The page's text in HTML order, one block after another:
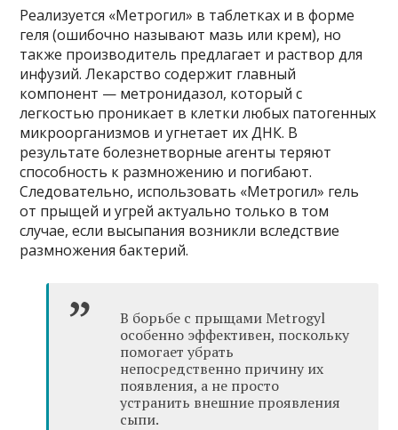
Реализуется «Метрогил» в таблетках и в форме
геля (ошибочно называют мазь или крем), но
также производитель предлагает и раствор для
инфузий. Лекарство содержит главный
компонент — метронидазол, который с
легкостью проникает в клетки любых патогенных
микроорганизмов и угнетает их ДНК. В
результате болезнетворные агенты теряют
способность к размножению и погибают.
Следовательно, использовать «Метрогил» гель
от прыщей и угрей актуально только в том
случае, если высыпания возникли вследствие
размножения бактерий.
В борьбе с прыщами Metrogyl
особенно эффективен, поскольку
помогает убрать
непосредственно причину их
появления, а не просто
устранить внешние проявления
сыпи.